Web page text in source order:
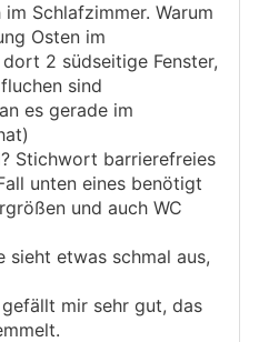
Schlafzimmer. Warum
Osten im
2 südseitige Fenster,
sind
es gerade im
Stichwort barrierefreies
unten eines benötigt
und auch WC
sieht etwas schmal aus,
mir sehr gut, das